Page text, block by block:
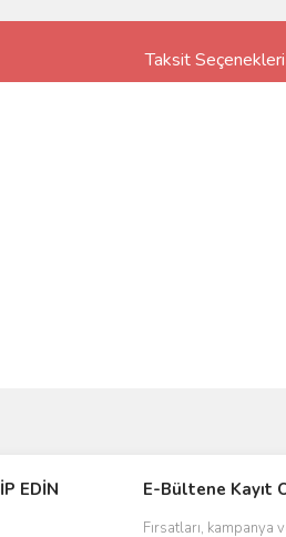
Taksit Seçenekleri
EDİN E-Bültene Kayıt
Fırsatları,